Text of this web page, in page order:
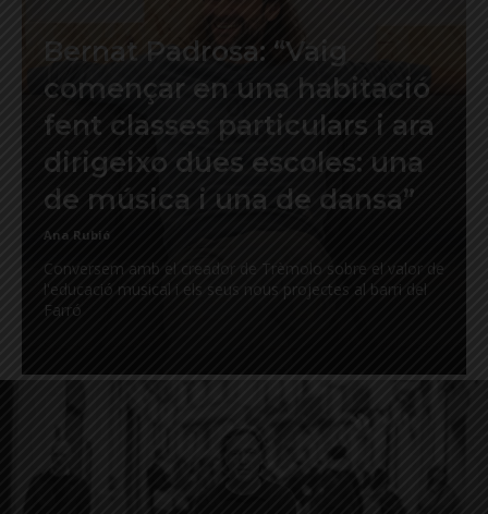
Bernat Padrosa: “Vaig
començar en una habitació
fent classes particulars i ara
dirigeixo dues escoles: una
de música i una de dansa”
Ana Rubió
Conversem amb el creador de Trèmolo sobre el valor de
l'educació musical i els seus nous projectes al barri del
Farró